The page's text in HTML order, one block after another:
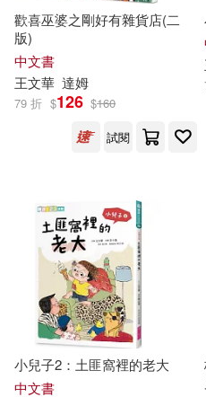
宋波，王文華，馮兆田
夏青，王世鳳等（
宋金(1)
屈文生，萬立，許鈞，
新穎，李再波，高秀
編）主編(1)
康保成(1) 張曉
張洪濤（主編）(1)
張英珉(1) 彭恆禮
台海出版社(1)
吉林文史出版社(1)
同濟大學出版社(1)
四也文化出版公司(1)
四川人民出版社(1)
國家行政學院出版社(1)
歡喜巫婆之剛好有雜貨店(二
版)
中文書
王文華 達姆
79 折 $126 $160
試閱
小兒子2：土匪窩裡的老大
中文書